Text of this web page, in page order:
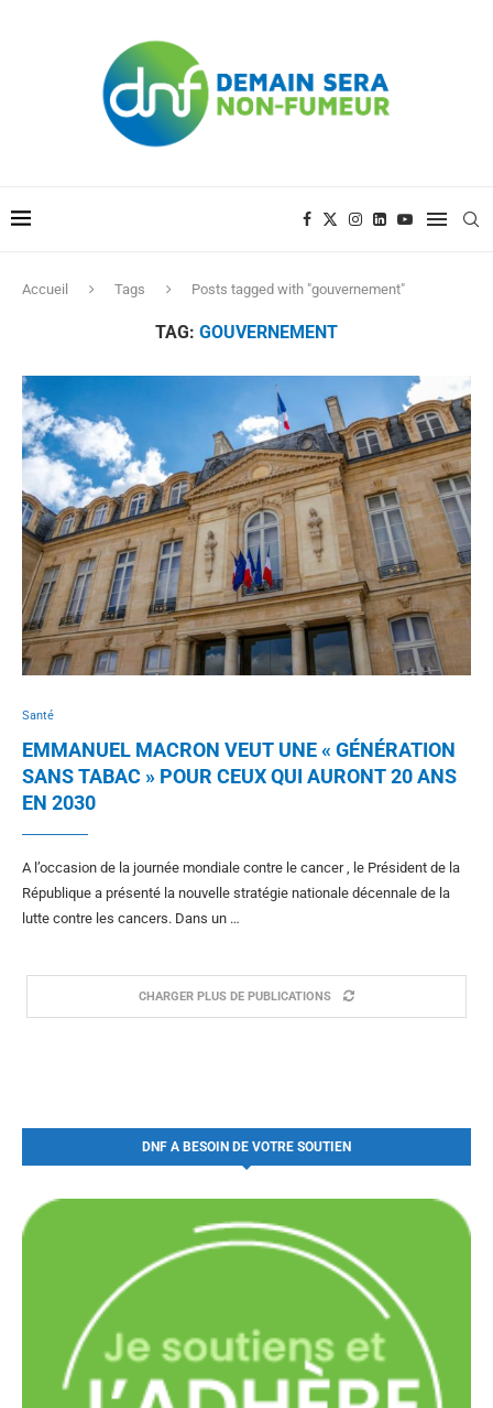
Accueil Tags Posts tagged with "gouvernement"
TAG: GOUVERNEMENT
Santé
EMMANUEL MACRON VEUT UNE « GÉNÉRATION
SANS TABAC » POUR CEUX QUI AURONT 20 ANS
EN 2030
A l’occasion de la journée mondiale contre le cancer , le Président de la
République a présenté la nouvelle stratégie nationale décennale de la
lutte contre les cancers. Dans un …
CHARGER PLUS DE PUBLICATIONS
DNF A BESOIN DE VOTRE SOUTIEN